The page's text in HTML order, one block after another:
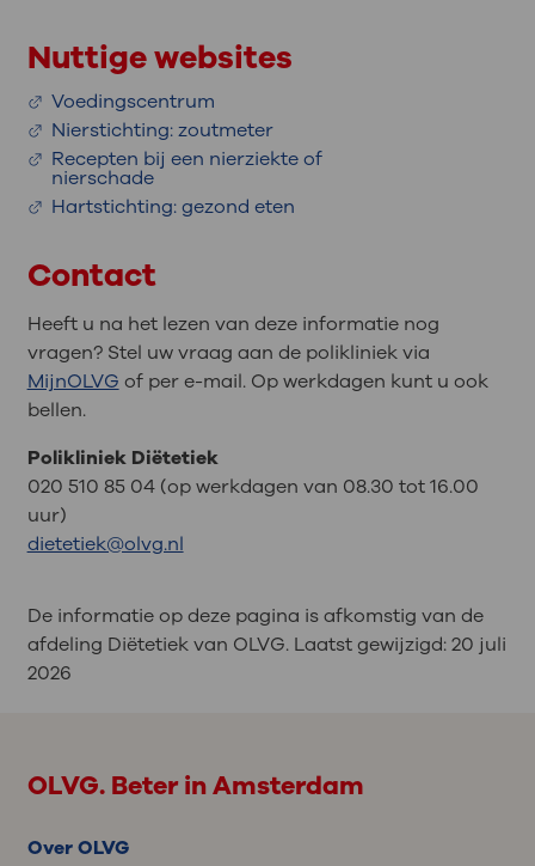
Nuttige websites
Voedingscentrum
Nierstichting: zoutmeter
Recepten bij een nierziekte of
nierschade
Hartstichting: gezond eten
Contact
Heeft u na het lezen van deze informatie nog
vragen? Stel uw vraag aan de polikliniek via
MijnOLVG of per e-mail. Op werkdagen kunt u ook
bellen.
Polikliniek Diëtetiek
020 510 85 04 (op werkdagen van 08.30 tot 16.00
uur)
dietetiek@olvg.nl
De informatie op deze pagina is afkomstig van de
afdeling Diëtetiek van OLVG. Laatst gewijzigd:20 juli
2026
OLVG. Beter in Amsterdam
Over OLVG